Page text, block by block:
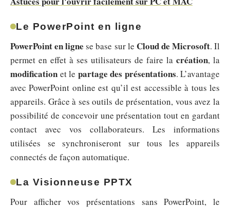
Le PowerPoint en ligne
PowerPoint en ligne se base sur le Cloud de Microsoft. Il
permet en effet à ses utilisateurs de faire la création, la
modification et le partage des présentations. L’avantage
avec PowerPoint online est qu’il est accessible à tous les
appareils. Grâce à ses outils de présentation, vous avez la
possibilité de concevoir une présentation tout en gardant
contact avec vos collaborateurs. Les informations
utilisées se synchroniseront sur tous les appareils
connectés de façon automatique.
La Visionneuse PPTX
Pour afficher vos présentations sans PowerPoint, le